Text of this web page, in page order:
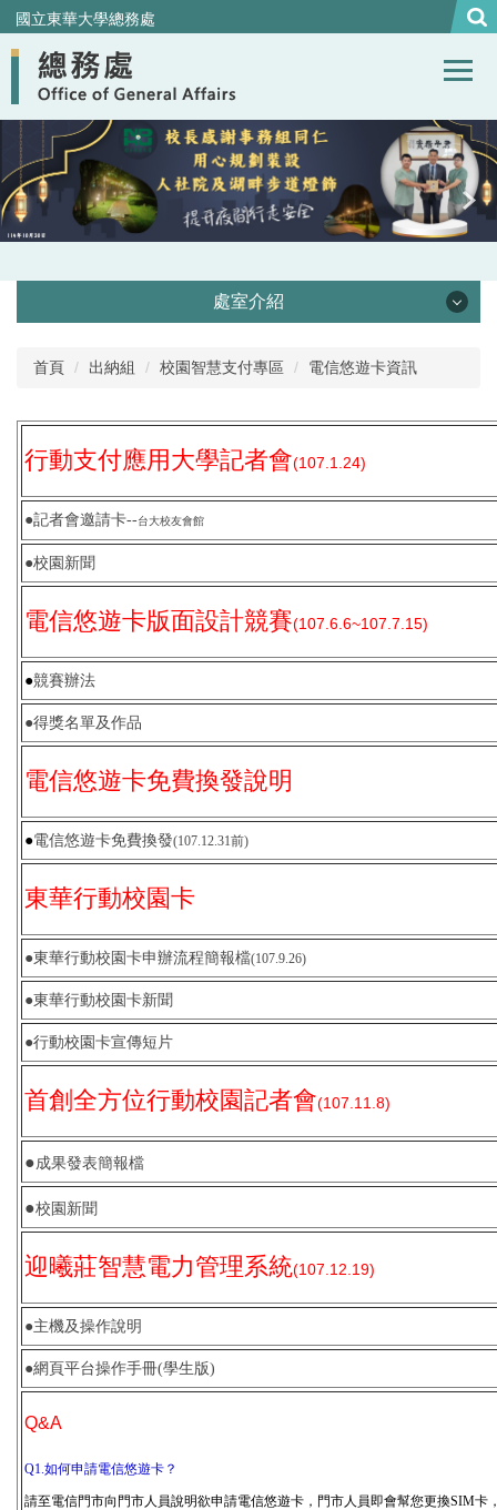
跳
到
主
內
容
區
國立東華大學總務處
處室介紹
處本部
營繕組
環境保護組
經營保管組
出納組
文書組
校級委員會
相片集錦
總務處表單下載
首頁 出納組 校園智慧支付專區 電信悠遊卡資訊
行動支付應用大學記者會(107.1.24)
●記者會邀請卡--台大校友會館
●校園新聞
電信悠遊卡版面設計競賽(107.6.6~107.7.15)
●競賽辦法
●得獎名單及作品
電信悠遊卡免費換發說明
●電信悠遊卡免費換發(107.12.31前)
東華行動校園卡
●東華行動校園卡申辦流程簡報檔(107.9.26)
●東華行動校園卡新聞
●行動校園卡宣傳短片
首創全方位行動校園記者會(107.11.8)
●成果發表簡報檔
●校園新聞
迎曦莊智慧電力管理系統(107.12.19)
●主機及操作說明
●網頁平台操作手冊(學生版)
Q&A
Q1.如何申請電信悠遊卡？
請至電信門市向門市人員說明欲申請電信悠遊卡，門市人員即會幫您更換SIM